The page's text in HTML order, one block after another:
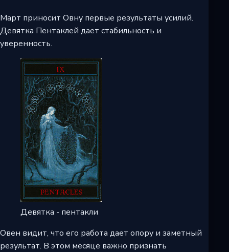
Март приносит Овну первые результаты усилий.
Девятка Пентаклей дает стабильность и
уверенность.
Девятка - пентакли
Овен видит, что его работа дает опору и заметный
результат. В этом месяце важно признать